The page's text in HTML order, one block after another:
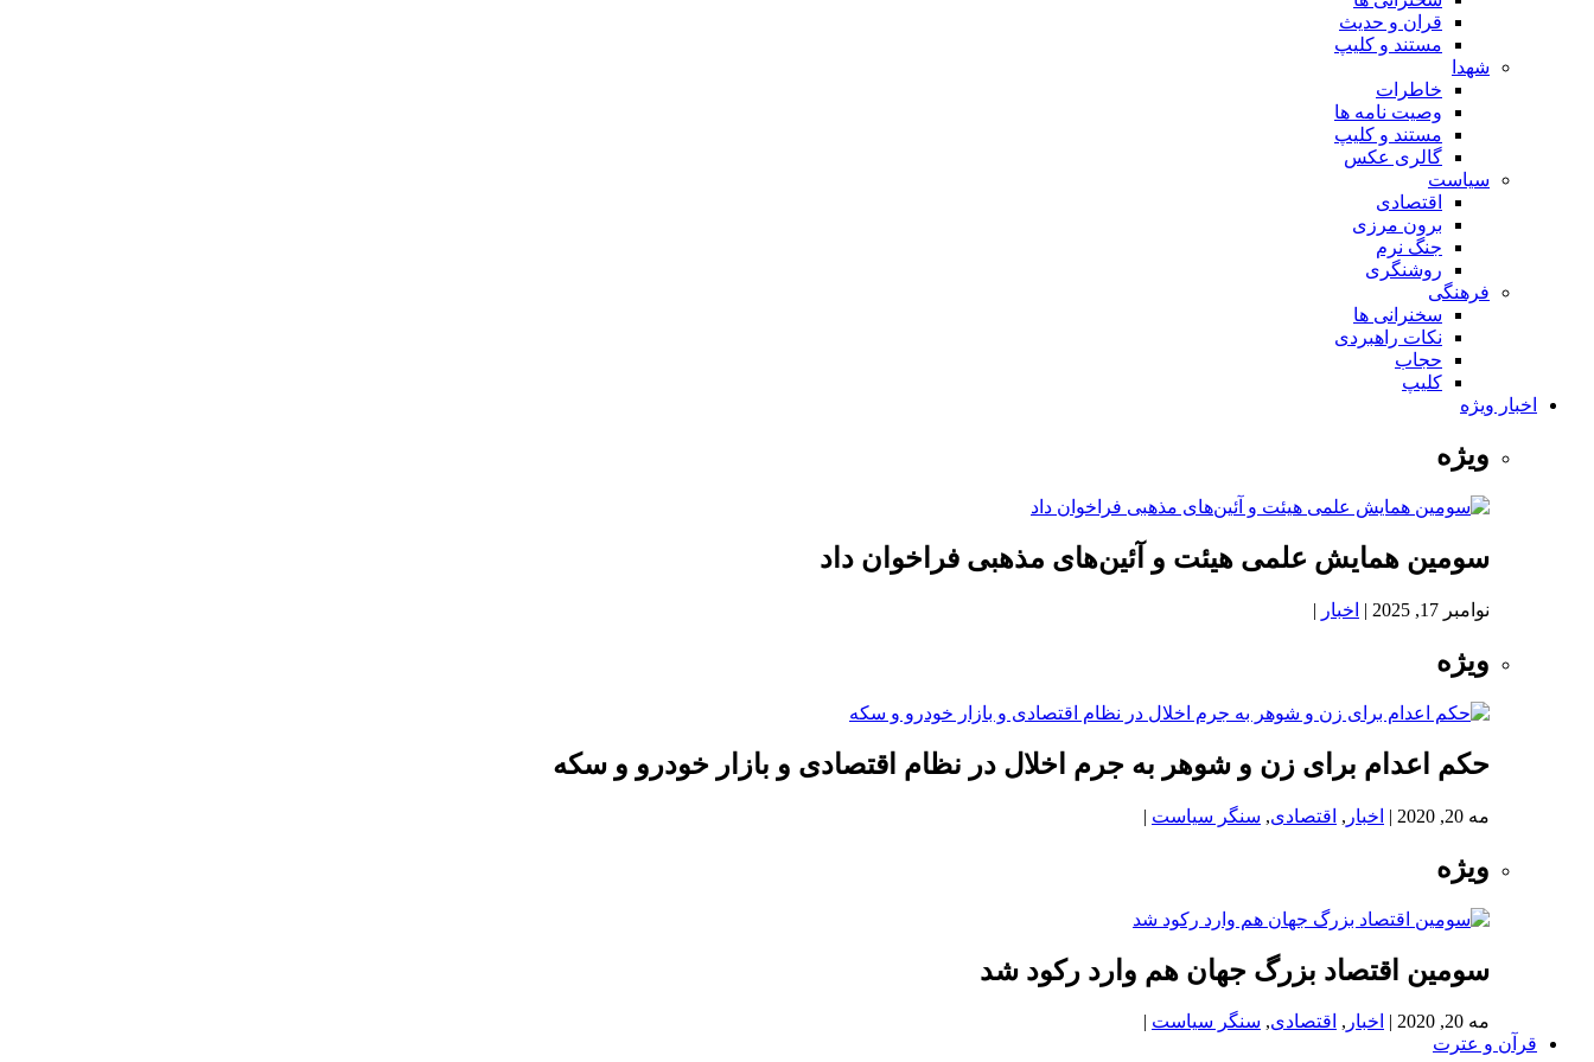
قران و حدیث
مستند و کلیپ
شهدا
خاطرات
وصیت نامه ها
مستند و کلیپ
گالری عکس
سیاست
اقتصادی
برون مرزی
جنگ نرم
روشنگری
فرهنگی
سخنرانی ها
نکات راهبردی
حجاب
کلیپ
اخبار ویژه
ویژه
سومین همایش علمی هیئت و آئین‌های مذهبی فراخوان داد
نوامبر 17, 2025 | اخبار |
ویژه
حکم اعدام برای زن و شوهر به جرم اخلال در نظام اقتصادی و بازار خودرو و سکه
مه 20, 2020 | اخبار , اقتصادی, سنگر سیاست |
ویژه
سومین اقتصاد بزرگ جهان هم وارد رکود شد
مه 20, 2020 | اخبار , اقتصادی, سنگر سیاست |
قرآن و عترت